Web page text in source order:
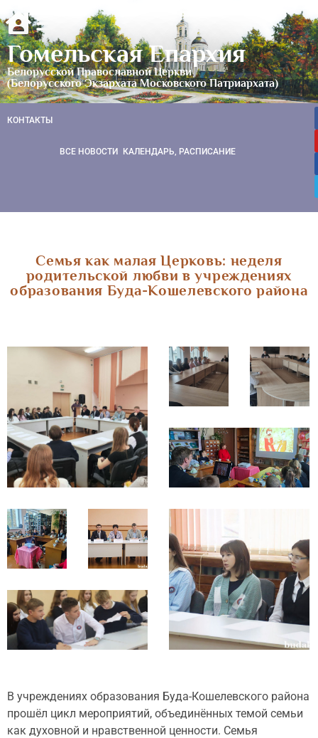
Гомельская Епархия
Белорусской Православной Церкви
(Белорусского Экзархата Московского Патриархата)
КОНТАКТЫ
ВСЕ НОВОСТИ КАЛЕНДАРЬ, РАСПИСАНИЕ
Семья как малая Церковь: неделя
родительской любви в учреждениях
образования Буда-Кошелевского района
В учреждениях образования Буда-Кошелевского района
прошёл цикл мероприятий, объединённых темой семьи
как духовной и нравственной ценности. Семья